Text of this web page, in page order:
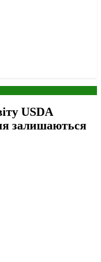
USDA
залишаються